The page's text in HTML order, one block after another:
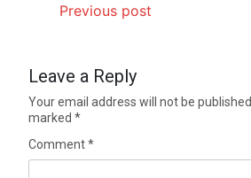
Previous post
Leave a Reply
Your email address will not be published.
marked*
Comment*